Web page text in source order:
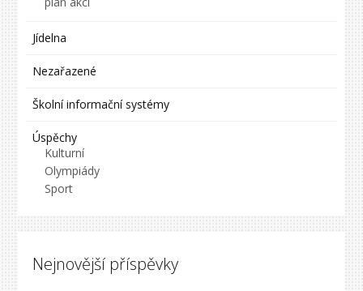
Jídelna
Nezařazené
Školní informační systémy
Úspěchy
Kulturní
Olympiády
Sport
Nejnovější příspěvky